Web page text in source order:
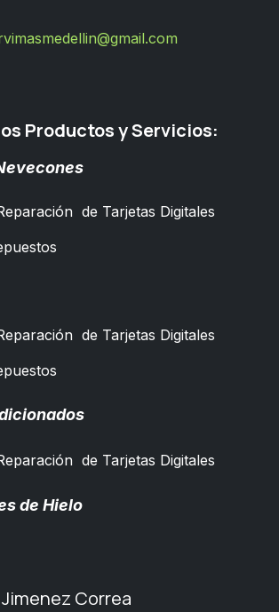
Productos y Servicios:
de Tarjetas Digitales
de Tarjetas Digitales
de Tarjetas Digitales
de Hielo
Correa